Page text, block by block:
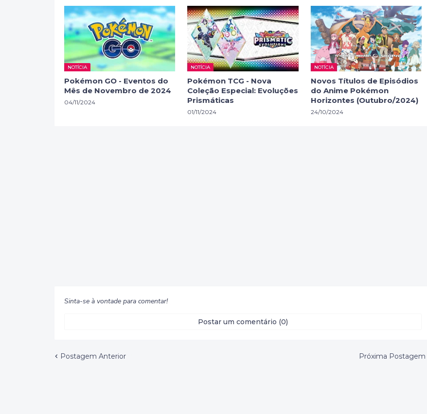
NOTÍCIA
Pokémon GO - Eventos do
Mês de Novembro de 2024
04/11/2024
NOTÍCIA
Pokémon TCG - Nova
Coleção Especial: Evoluções
Prismáticas
01/11/2024
NOTÍCIA
Novos Títulos de Episódios
do Anime Pokémon
Horizontes (Outubro/2024)
24/10/2024
Sinta-se à vontade para comentar!
Postar um comentário (0)
Postagem Anterior Próxima Postagem